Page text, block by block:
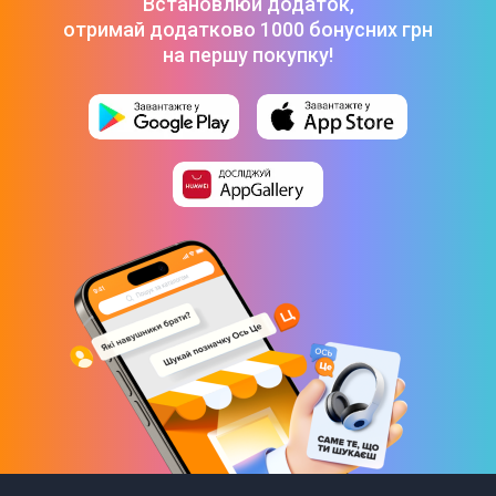
Чохол AirTag Loop (Deep Navy) MHJ03ZM/A
отримай додатково 1000 бонусних грн
на першу покупку!